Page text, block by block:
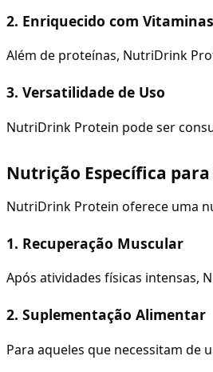
2. Enriquecido com
Além de proteínas, NutriDrink
3. Versatilidade de Uso
NutriDrink Protein pode ser
Nutrição Específica para
NutriDrink Protein oferece uma
1. Recuperação Muscular
Após atividades físicas intensas,
2. Suplementação Alimentar
Para aqueles que necessitam de